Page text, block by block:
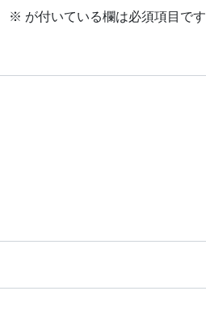
※ が付いている欄は必須項目です